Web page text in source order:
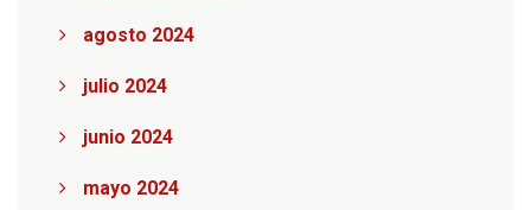
agosto 2024
julio 2024
junio 2024
mayo 2024